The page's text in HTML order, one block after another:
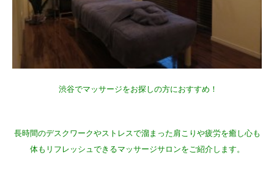
渋谷でマッサージをお探しの方におすすめ！
長時間のデスクワークやストレスで溜まった肩こりや疲労を癒し心も
体もリフレッシュできるマッサージサロンをご紹介します。